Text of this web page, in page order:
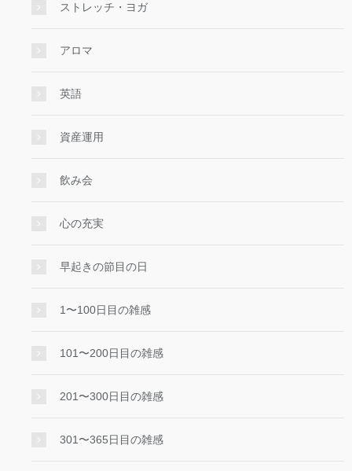
ストレッチ・ヨガ
アロマ
英語
資産運用
飲み会
心の充実
早起きの節目の日
1〜100日目の雑感
101〜200日目の雑感
201〜300日目の雑感
301〜365日目の雑感